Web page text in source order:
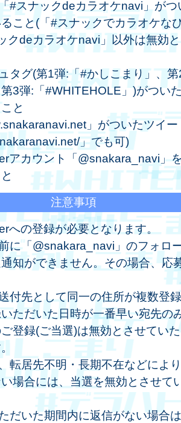
#スナックdeカラオケnavi」がつ
こと(「#スナックでカラオケな
クdeカラオケnavi」以外は無効
タグ(第1弾:「#かしこまり」、
3弾:「#WHITEHOLE」)がつい
と
」がついたツイー
」でも可)
アカウント「@snakara_navi」
注意事項
への登録が必要となります。
に「@snakara_navi」のフォロ
知ができません。その場合、応
付先として同一の住所が複数登
ただいた日時が一番早い宛先の
登録(ご当選)は無効とさせてい
転居先不明・長期不在などによ
場合には、当選を無効とさせて
だいた期間内に返信がない場合